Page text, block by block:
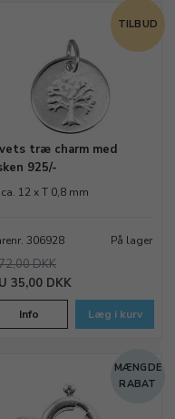
TILBUD
træ charm med
925/-
12 x T 0,8 mm
306928 På lager
35,00 DKK
DKK
Info Læg i kurv
MÆNGDE
RABAT